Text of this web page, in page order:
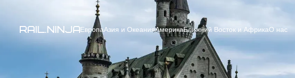
ЕвропаАзия и ОкеанияАмерикаБлижний Восток и АфрикаО нас